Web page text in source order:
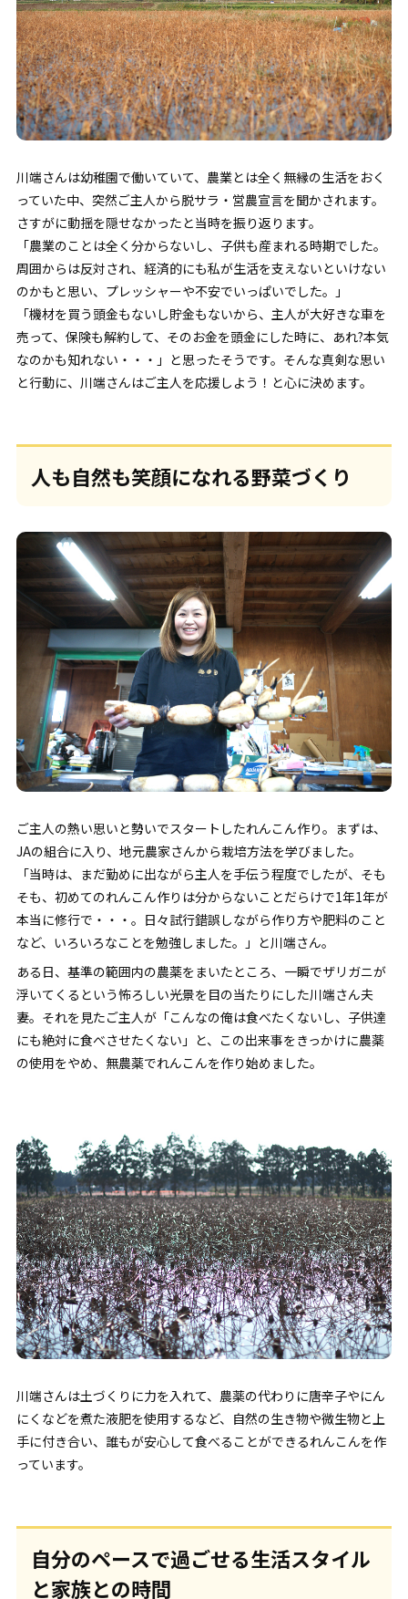
川端さんは幼稚園で働いていて、農業とは全く無縁の生活をおく
っていた中、突然ご主人から脱サラ・営農宣言を聞かされます。
さすがに動揺を隠せなかったと当時を振り返ります。
「農業のことは全く分からないし、子供も産まれる時期でした。
周囲からは反対され、経済的にも私が生活を支えないといけない
のかもと思い、プレッシャーや不安でいっぱいでした。」
「機材を買う頭金もないし貯金もないから、主人が大好きな車を
売って、保険も解約して、そのお金を頭金にした時に、あれ?本気
なのかも知れない・・・」と思ったそうです。そんな真剣な思い
と行動に、川端さんはご主人を応援しよう！と心に決めます。
人も自然も笑顔になれる野菜づくり
ご主人の熱い思いと勢いでスタートしたれんこん作り。まずは、
JAの組合に入り、地元農家さんから栽培方法を学びました。
「当時は、まだ勤めに出ながら主人を手伝う程度でしたが、そも
そも、初めてのれんこん作りは分からないことだらけで1年1年が
本当に修行で・・・。日々試行錯誤しながら作り方や肥料のこと
など、いろいろなことを勉強しました。」と川端さん。
ある日、基準の範囲内の農薬をまいたところ、一瞬でザリガニが
浮いてくるという怖ろしい光景を目の当たりにした川端さん夫
妻。それを見たご主人が「こんなの俺は食べたくないし、子供達
にも絶対に食べさせたくない」と、この出来事をきっかけに農薬
の使用をやめ、無農薬でれんこんを作り始めました。
川端さんは土づくりに力を入れて、農薬の代わりに唐辛子やにん
にくなどを煮た液肥を使用するなど、自然の生き物や微生物と上
手に付き合い、誰もが安心して食べることができるれんこんを作
っています。
自分のペースで過ごせる生活スタイル
と家族との時間